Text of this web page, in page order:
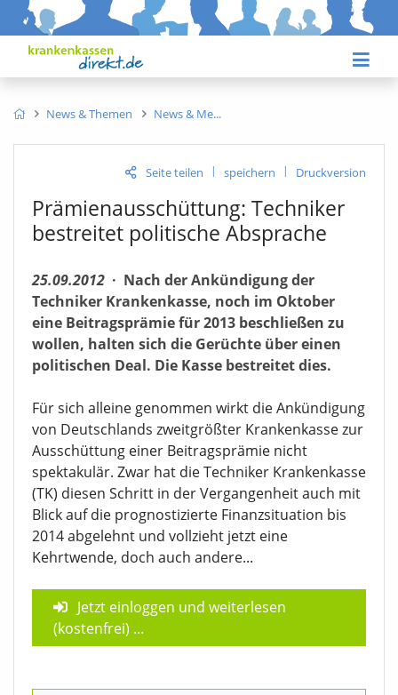
News & Themen News & Me
Seite teilen | speichern | Druckversion
Prämienausschüttung: Techniker
bestreitet politische Absprache
25.09.2012 · Nach der Ankündigung der
Techniker Krankenkasse, noch im Oktober
eine Beitragsprämie für 2013 beschließen zu
wollen, halten sich die Gerüchte über einen
politischen Deal. Die Kasse bestreitet dies.
Für sich alleine genommen wirkt die Ankündigung
von Deutschlands zweitgrößter Krankenkasse zur
Ausschüttung einer Beitragsprämie nicht
spektakulär. Zwar hat die Techniker Krankenkasse
(TK) diesen Schritt in der Vergangenheit auch mit
Blick auf die prognostizierte Finanzsituation bis
2014 abgelehnt und vollzieht jetzt eine
Kehrtwende, doch auch andere...
Jetzt einloggen und weiterlesen
(kostenfrei) ...